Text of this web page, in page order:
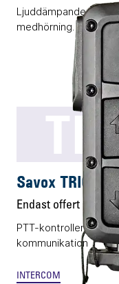
Ljuddämpande
medhörning.
Savox TRICS
Endast offert
PTT-kontrollenhet
kommunikation
INTERCOM